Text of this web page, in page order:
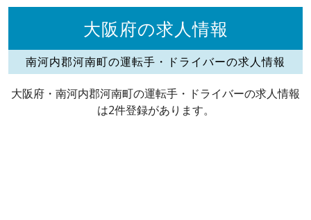
大阪府の求人情報
南河内郡河南町の運転手・ドライバーの求人情報
大阪府・南河内郡河南町の運転手・ドライバーの求人情報
は2件登録があります。